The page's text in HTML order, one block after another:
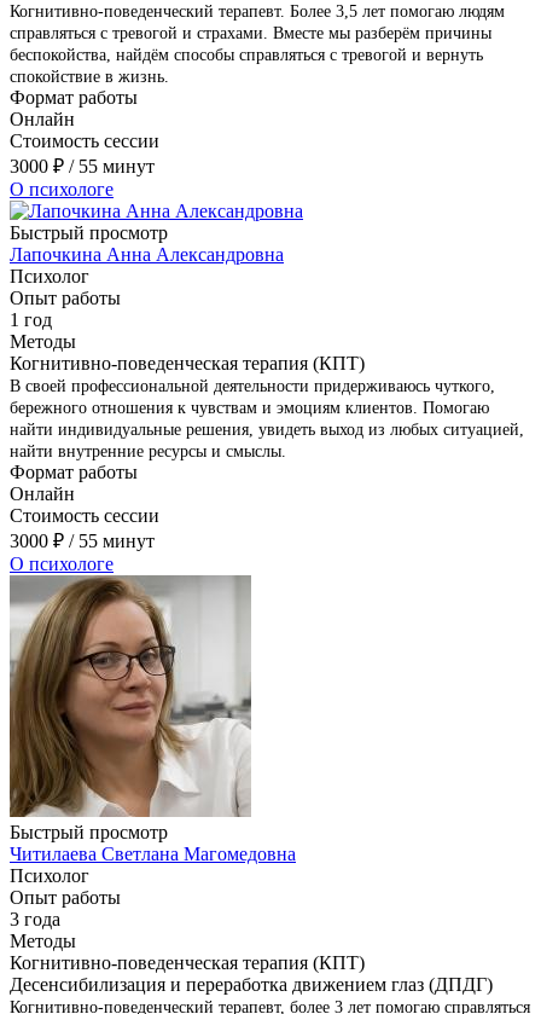
Когнитивно-поведенческий терапевт. Более 3,5 лет помогаю людям
справляться с тревогой и страхами. Вместе мы разберём причины
беспокойства, найдём способы справляться с тревогой и вернуть
спокойствие в жизнь.
Формат работы
Онлайн
Стоимость сессии
3000 ₽ / 55 минут
О психологе
Быстрый просмотр
Лапочкина Анна Александровна
Психолог
Опыт работы
1 год
Методы
Когнитивно-поведенческая терапия (КПТ)
В своей профессиональной деятельности придерживаюсь чуткого,
бережного отношения к чувствам и эмоциям клиентов. Помогаю
найти индивидуальные решения, увидеть выход из любых ситуацией,
найти внутренние ресурсы и смыслы.
Формат работы
Онлайн
Стоимость сессии
3000 ₽ / 55 минут
О психологе
Быстрый просмотр
Читилаева Светлана Магомедовна
Психолог
Опыт работы
3 года
Методы
Когнитивно-поведенческая терапия (КПТ)
Десенсибилизация и переработка движением глаз (ДПДГ)
Когнитивно-поведенческий терапевт, более 3 лет помогаю справляться